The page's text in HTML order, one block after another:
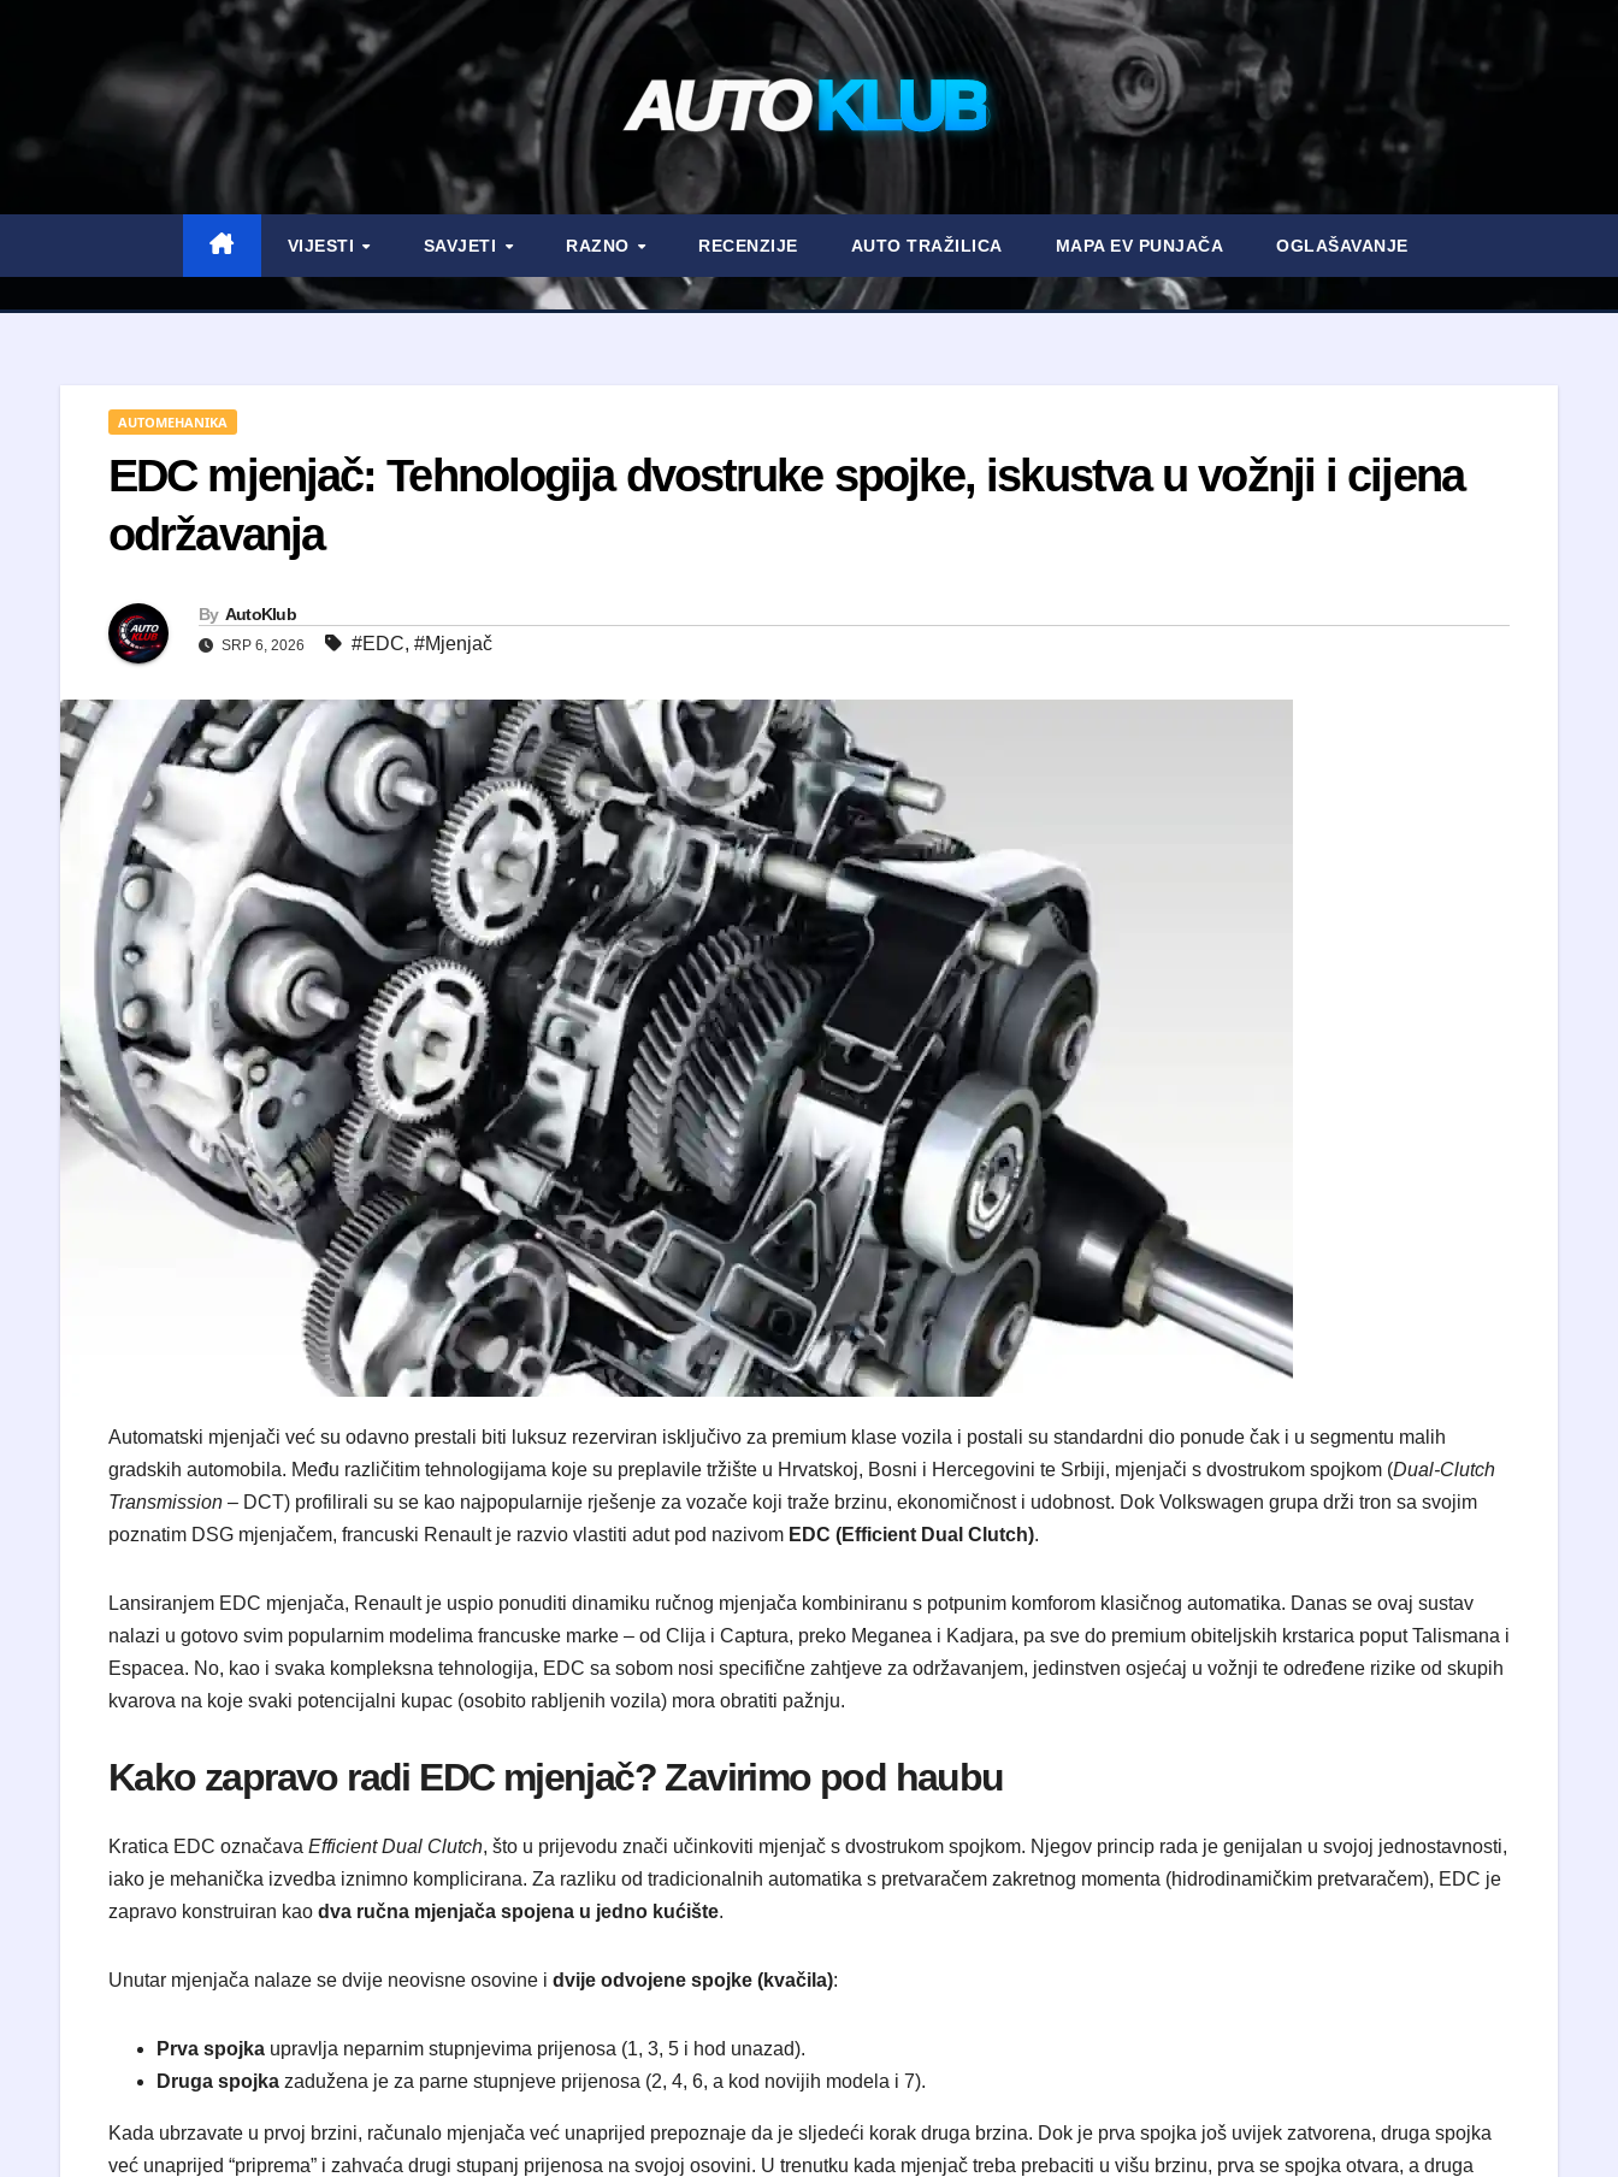
AUTOKLUB
VIJESTI SAVJETI RAZNO RECENZIJE AUTO TRAŽILICA MAPA EV PUNJAČA OGLAŠAVANJE
AUTOMEHANIKA
EDC mjenjač: Tehnologija dvostruke spojke, iskustva u vožnji i cijena
održavanja
By AutoKlub
SRP 6, 2026 #EDC, #Mjenjač
Automatski mjenjači već su odavno prestali biti luksuz rezerviran isključivo za premium klase vozila i postali su standardni dio ponude čak i u segmentu malih
gradskih automobila. Među različitim tehnologijama koje su preplavile tržište u Hrvatskoj, Bosni i Hercegovini te Srbiji, mjenjači s dvostrukom spojkom (Dual-Clutch
Transmission – DCT) profilirali su se kao najpopularnije rješenje za vozače koji traže brzinu, ekonomičnost i udobnost. Dok Volkswagen grupa drži tron sa svojim
poznatim DSG mjenjačem, francuski Renault je razvio vlastiti adut pod nazivom EDC (Efficient Dual Clutch).
Lansiranjem EDC mjenjača, Renault je uspio ponuditi dinamiku ručnog mjenjača kombiniranu s potpunim komforom klasičnog automatika. Danas se ovaj sustav
nalazi u gotovo svim popularnim modelima francuske marke – od Clija i Captura, preko Meganea i Kadjara, pa sve do premium obiteljskih krstarica poput Talismana i
Espacea. No, kao i svaka kompleksna tehnologija, EDC sa sobom nosi specifične zahtjeve za održavanjem, jedinstven osjećaj u vožnji te određene rizike od skupih
kvarova na koje svaki potencijalni kupac (osobito rabljenih vozila) mora obratiti pažnju.
Kako zapravo radi EDC mjenjač? Zavirimo pod haubu
Kratica EDC označava Efficient Dual Clutch, što u prijevodu znači učinkoviti mjenjač s dvostrukom spojkom. Njegov princip rada je genijalan u svojoj jednostavnosti,
iako je mehanička izvedba iznimno komplicirana. Za razliku od tradicionalnih automatika s pretvaračem zakretnog momenta (hidrodinamičkim pretvaračem), EDC je
zapravo konstruiran kao dva ručna mjenjača spojena u jedno kućište.
Unutar mjenjača nalaze se dvije neovisne osovine i dvije odvojene spojke (kvačila):
Prva spojka upravlja neparnim stupnjevima prijenosa (1, 3, 5 i hod unazad).
Druga spojka zadužena je za parne stupnjeve prijenosa (2, 4, 6, a kod novijih modela i 7).
Kada ubrzavate u prvoj brzini, računalo mjenjača već unaprijed prepoznaje da je sljedeći korak druga brzina. Dok je prva spojka još uvijek zatvorena, druga spojka
već unaprijed “priprema” i zahvaća drugi stupanj prijenosa na svojoj osovini. U trenutku kada mjenjač treba prebaciti u višu brzinu, prva se spojka otvara, a druga